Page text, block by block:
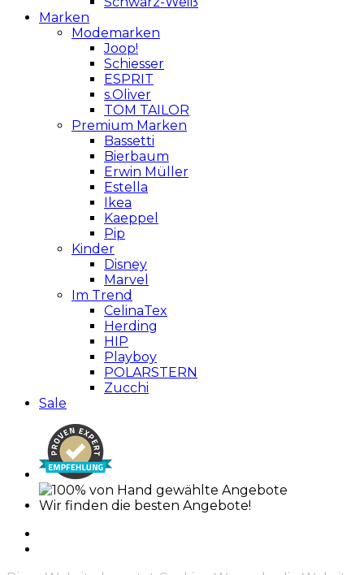
Marken
Modemarken
Joop!
Schiesser
ESPRIT
s.Oliver
TOM TAILOR
Premium Marken
Bassetti
Bierbaum
Erwin Müller
Estella
Ikea
Kaeppel
Pip
Kinder
Disney
Marvel
Im Trend
CelinaTex
Herding
HIP
Playboy
POLARSTERN
Zucchi
Sale
Wir finden die besten Angebote!